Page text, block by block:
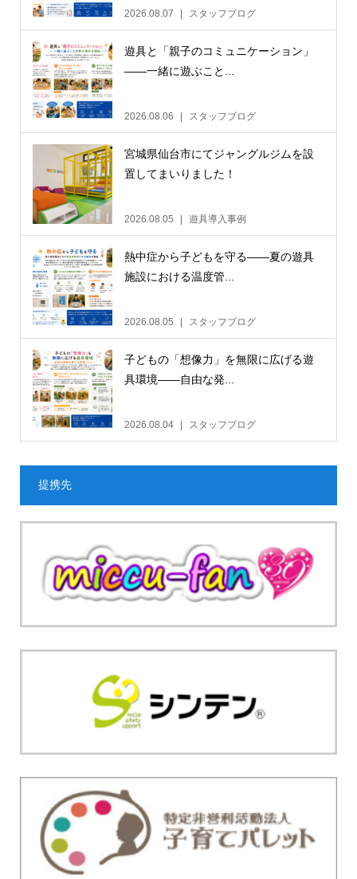
2026.08.07 スタッフブログ
遊具と「親子のコミュニケーション」
——一緒に遊ぶこと...
2026.08.06 スタッフブログ
宮城県仙台市にてジャングルジムを設
置してまいりました！
2026.08.05 遊具導入事例
熱中症から子どもを守る——夏の遊具
施設における温度管...
2026.08.05 スタッフブログ
子どもの「想像力」を無限に広げる遊
具環境——自由な発...
2026.08.04 スタッフブログ
提携先